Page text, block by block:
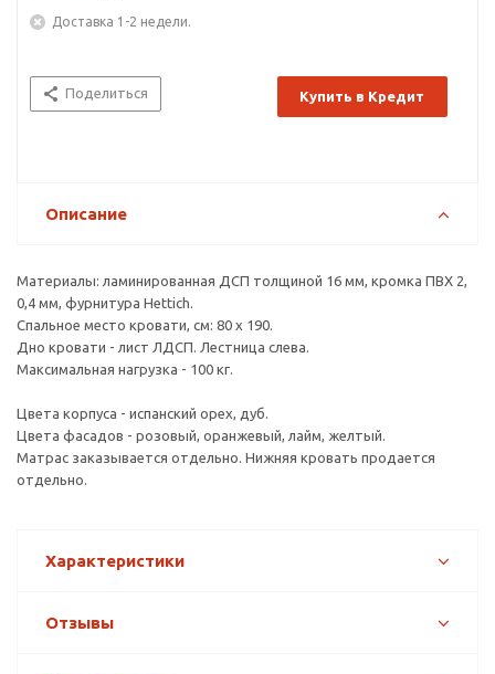
Доставка 1-2 недели.
Поделиться Купить в Кредит
Описание
Материалы: ламинированная ДСП толщиной 16 мм, кромка ПВХ 2,
0,4 мм, фурнитура Hettich.
Спальное место кровати, см: 80 х 190.
Дно кровати - лист ЛДСП. Лестница слева.
Максимальная нагрузка - 100 кг.
Цвета корпуса - испанский орех, дуб.
Цвета фасадов - розовый, оранжевый, лайм, желтый.
Матрас заказывается отдельно. Нижняя кровать продается
отдельно.
Характеристики
Отзывы